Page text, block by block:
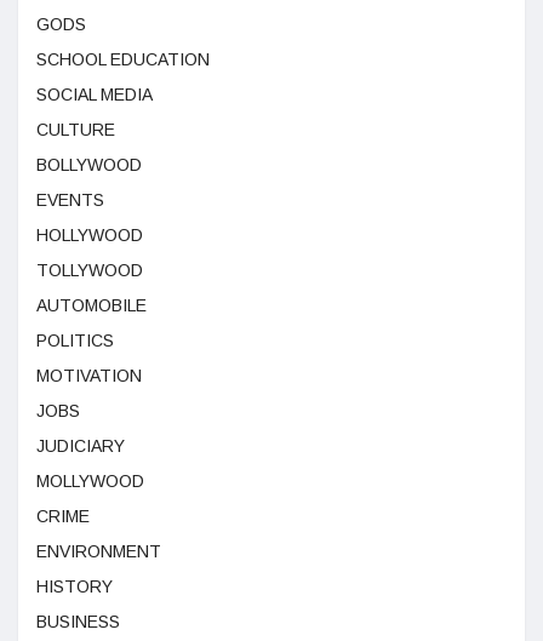
GODS
SCHOOL EDUCATION
SOCIAL MEDIA
CULTURE
BOLLYWOOD
EVENTS
HOLLYWOOD
TOLLYWOOD
AUTOMOBILE
POLITICS
MOTIVATION
JOBS
JUDICIARY
MOLLYWOOD
CRIME
ENVIRONMENT
HISTORY
BUSINESS